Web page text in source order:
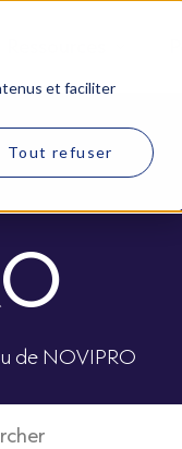
et faciliter
Tout refuser
de NOVIPRO